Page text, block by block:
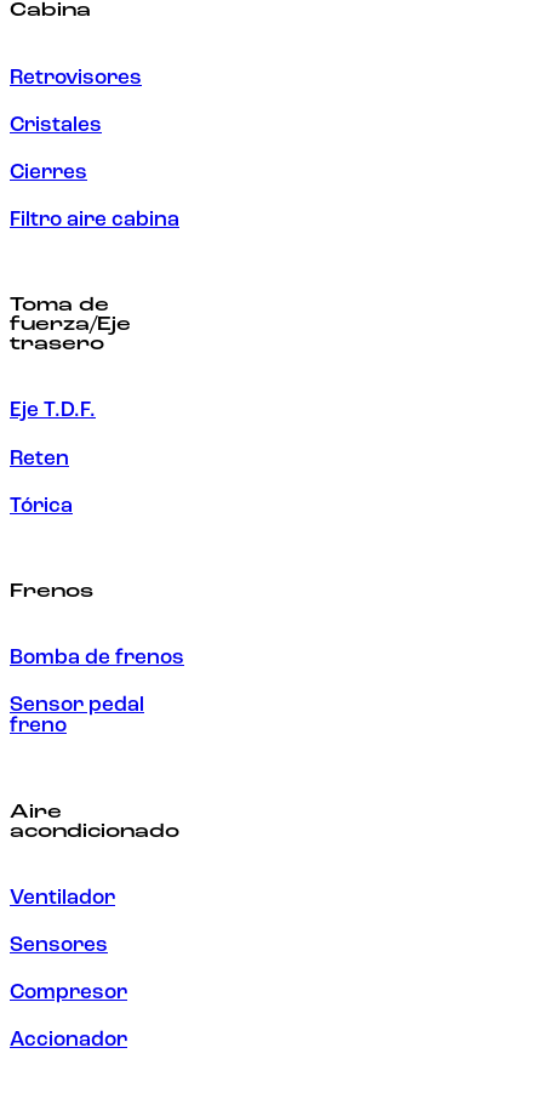
Cabina
Retrovisores
Cristales
Cierres
Filtro aire cabina
Toma de
fuerza/Eje
trasero
Eje T.D.F.
Reten
Tórica
Frenos
Bomba de frenos
Sensor pedal
freno
Aire
acondicionado
Ventilador
Sensores
Compresor
Accionador